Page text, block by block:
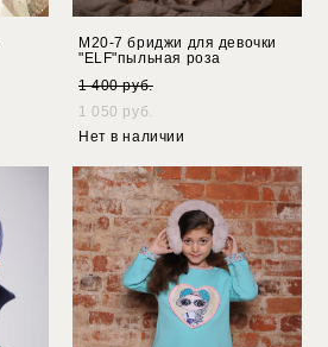
М20-7 бриджи для девочки
"ELF"пыльная роза
1 400 pуб.
1 050 pуб.
Нет в наличии